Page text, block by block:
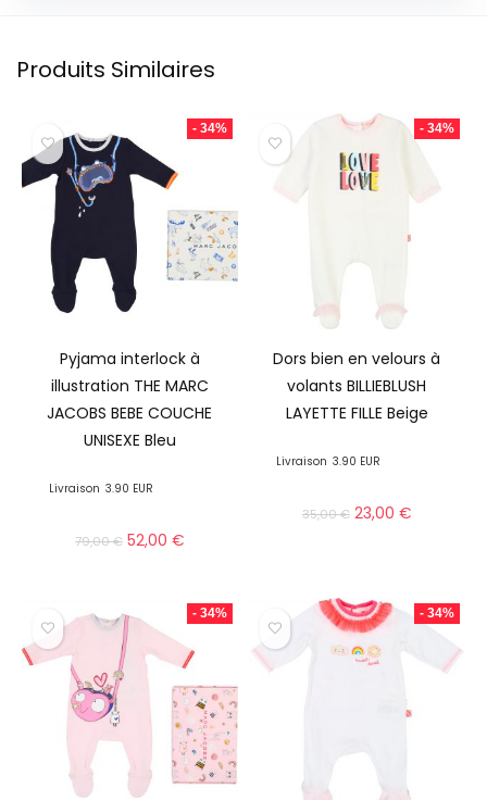
Produits Similaires
- 34%
Pyjama interlock à
illustration THE MARC
JACOBS BEBE COUCHE
UNISEXE Bleu
Livraison 3.90 EUR
79,00€ 52,00 €
- 34%
Dors bien en velours à
volants BILLIEBLUSH
LAYETTE FILLE Beige
Livraison 3.90 EUR
35,00€ 23,00 €
- 34% - 34%